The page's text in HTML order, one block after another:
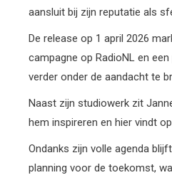
aansluit bij zijn reputatie als
De release op 1 april 2026
campagne op RadioNL en
verder onder de aandacht te
Naast zijn studiowerk zit
hem inspireren en hier vindt
Ondanks zijn volle agenda
planning voor de toekomst,